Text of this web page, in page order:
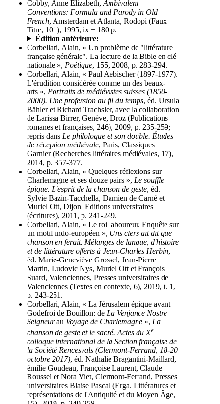
Cobby, Anne Elizabeth, Ambivalent
Conventions: Formula and Parody in Old
French, Amsterdam et Atlanta, Rodopi (Faux
Titre, 101), 1995, ix + 180 p.
Édition antérieure:
Corbellari, Alain, « Un problème de "littérature
française générale". La lecture de la Bible en clé
nationale », Poétique, 155, 2008, p. 283-294.
Corbellari, Alain, « Paul Aebischer (1897-1977).
L'érudition considérée comme un des beaux-
arts », Portraits de médiévistes suisses (1850-
2000). Une profession au fil du temps, éd. Ursula
Bähler et Richard Trachsler, avec la collaboration
de Larissa Birrer, Genève, Droz (Publications
romanes et françaises, 246), 2009, p. 235-259;
repris dans Le philologue et son double. Études
de réception médiévale, Paris, Classiques
Garnier (Recherches littéraires médiévales, 17),
2014, p. 357-377.
Corbellari, Alain, « Quelques réflexions sur
Charlemagne et ses douze pairs », Le souffle
épique. L'esprit de la chanson de geste, éd.
Sylvie Bazin-Tacchella, Damien de Carné et
Muriel Ott, Dijon, Editions universitaires
(écritures), 2011, p. 241-249.
Corbellari, Alain, « Le roi laboureur. Enquête sur
un motif indo-européen », Uns clers ait dit que
chanson en ferait. Mélanges de langue, d'histoire
et de littérature offerts à Jean-Charles Herbin,
éd. Marie-Geneviève Grossel, Jean-Pierre
Martin, Ludovic Nys, Muriel Ott et François
Suard, Valenciennes, Presses universitaires de
Valenciennes (Textes en contexte, 6), 2019, t. 1,
p. 243-251.
Corbellari, Alain, « La Jérusalem épique avant
Godefroi de Bouillon: de La Venjance Nostre
Seigneurau Voyage de Charlemagne », La
chanson de geste et le sacré. Actes du Xe
colloque international de la Section française de
la Société Rencesvals (Clermont-Ferrand, 18-20
octobre 2017), éd. Nathalie Bragantini-Maillard,
émilie Goudeau, Françoise Laurent, Claude
Roussel et Nora Viet, Clermont-Ferrand, Presses
universitaires Blaise Pascal (Erga. Littératures et
représentations de l'Antiquité et du Moyen Âge,